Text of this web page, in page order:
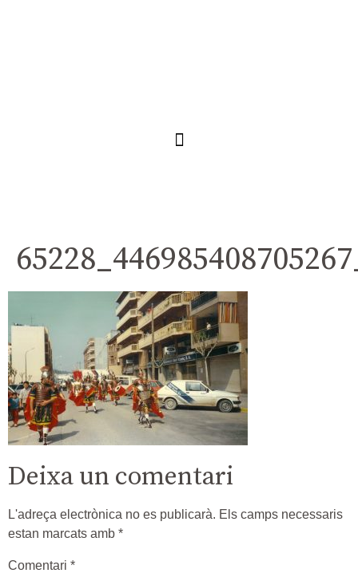
Deixa un comentari
L'adreça electrònica no es publicarà. Els camps necessaris
estan marcats amb *
Comentari *